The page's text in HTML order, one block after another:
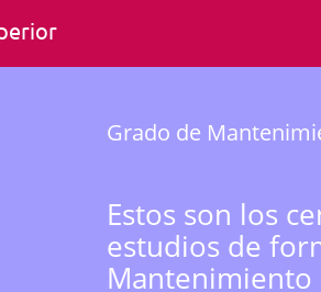
Grado de
Estos son los
estudios de
Mantenimiento